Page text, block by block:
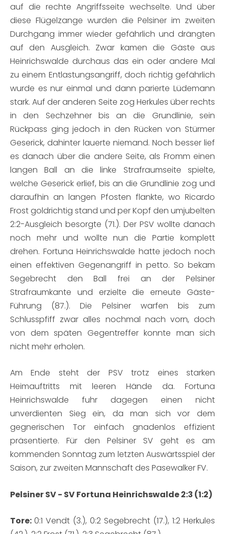
auf die rechte Angriffsseite wechselte. Und über
diese Flügelzange wurden die Pelsiner im zweiten
Durchgang immer wieder gefährlich und drängten
auf den Ausgleich. Zwar kamen die Gäste aus
Heinrichswalde durchaus das ein oder andere Mal
zu einem Entlastungsangriff, doch richtig gefährlich
wurde es nur einmal und dann parierte Lüdemann
stark. Auf der anderen Seite zog Herkules über rechts
in den Sechzehner bis an die Grundlinie, sein
Rückpass ging jedoch in den Rücken von Stürmer
Geserick, dahinter lauerte niemand. Noch besser lief
es danach über die andere Seite, als Fromm einen
langen Ball an die linke Strafraumseite spielte,
welche Geserick erlief, bis an die Grundlinie zog und
daraufhin an langen Pfosten flankte, wo Ricardo
Frost goldrichtig stand und per Kopf den umjubelten
2:2-Ausgleich besorgte (71.). Der PSV wollte danach
noch mehr und wollte nun die Partie komplett
drehen. Fortuna Heinrichswalde hatte jedoch noch
einen effektiven Gegenangriff in petto. So bekam
Segebrecht den Ball frei an der Pelsiner
Strafraumkante und erzielte die erneute Gäste-
Führung (87.). Die Pelsiner warfen bis zum
Schlusspfiff zwar alles nochmal nach vorn, doch
von dem späten Gegentreffer konnte man sich
nicht mehr erholen.
Am Ende steht der PSV trotz eines starken
Heimauftritts mit leeren Hände da. Fortuna
Heinrichswalde fuhr dagegen einen nicht
unverdienten Sieg ein, da man sich vor dem
gegnerischen Tor einfach gnadenlos effizient
präsentierte. Für den Pelsiner SV geht es am
kommenden Sonntag zum letzten Auswärtsspiel der
Saison, zur zweiten Mannschaft des Pasewalker FV.
Pelsiner SV - SV Fortuna Heinrichswalde 2:3 (1:2)
Tore: 0:1 Vendt (3.), 0:2 Segebrecht (17.), 1:2 Herkules